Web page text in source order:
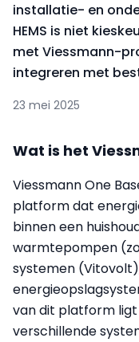
installatie- en
HEMS is niet
met Viessmann-
integreren met
23 mei 2025
Wat is het
Viessmann One
platform dat
binnen een
warmtepompen
systemen
van dit platform ligt
verschillende